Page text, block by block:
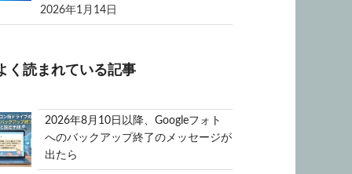
2026年1月14日
く読まれている記事
2026年8月10日以降、Googleフォト
へのバックアップ終了のメッセージが
出たら